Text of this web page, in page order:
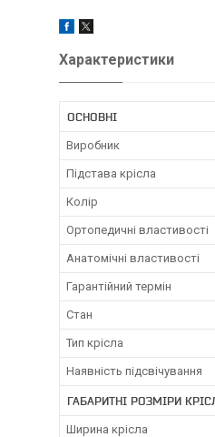
Характеристики
ОСНОВНІ
Виробник
Підстава крісла
Колір
Ортопедичні властивості
Анатомічні властивості
Гарантійний термін
Стан
Тип крісла
Наявність підсвічування
ГАБАРИТНІ РОЗМІРИ
Ширина крісла